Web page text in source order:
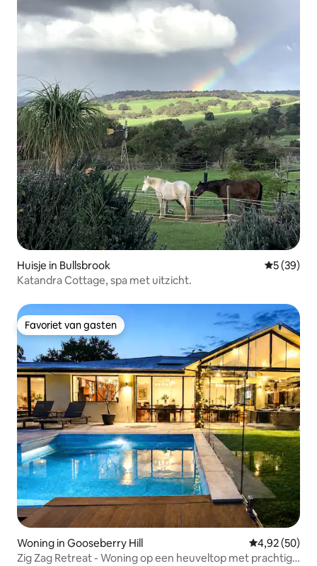
Huisje in Bullsbrook
5 (39)
Katandra Cottage, spa met uitzicht.
Favoriet van gasten
Favoriet van gasten
Woning in Gooseberry Hill Gemiddelde
4,92 (50)
Zig Zag Retreat - Woning op een heuveltop met prachtig